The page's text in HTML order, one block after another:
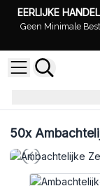
EERLIJKE
Geen Minimale
50x